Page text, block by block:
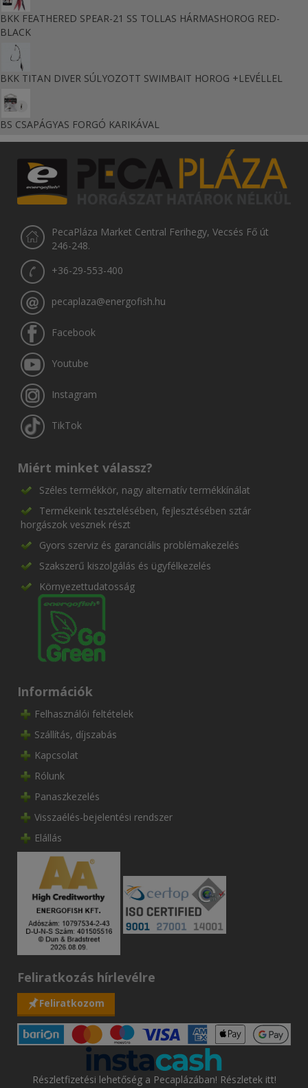
BKK FEATHERED SPEAR-21 SS TOLLAS HÁRMASHOROG RED-
BLACK
BKK TITAN DIVER SÚLYOZOTT SWIMBAIT HOROG +LEVÉLLEL
BS CSAPÁGYAS FORGÓ KARIKÁVAL
PecaPláza Market Central Ferihegy, Vecsés Fő út
246-248.
+36-29-553-400
pecaplaza@energofish.hu
Facebook
Youtube
Instagram
TikTok
Miért minket válassz?
Széles termékkör, nagy alternatív termékkínálat
Termékeink tesztelésében, fejlesztésében sztár
horgászok vesznek részt
Gyors szerviz és garanciális problémakezelés
Szakszerű kiszolgálás és ügyfélkezelés
Környezettudatosság
Információk
Felhasználói feltételek
Szállítás, díjszabás
Kapcsolat
Rólunk
Panaszkezelés
Visszaélés-bejelentési rendszer
Elállás
Feliratkozás hírlevélre
Feliratkozom
Részletfizetési lehetőség a Pecaplázában! Részletek itt!